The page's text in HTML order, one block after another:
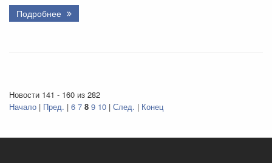
Подробнее
Новости 141 - 160 из 282
Начало | Пред. | 6 7 8 9 10 | След. | Конец